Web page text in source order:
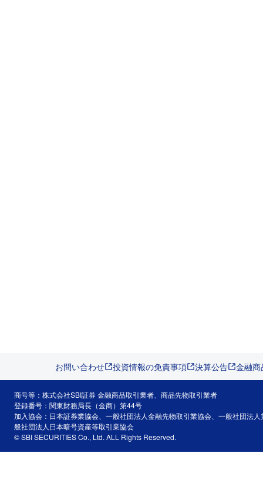
お問い合わせ 投資情報の免責事項 決算公告 金融
商号等：株式会社SBI証券 金融商品取引業者、商品先物取引業者
登録番号：関東財務局長（金商）第44号
加入協会：日本証券業協会、一般社団法人金融先物取引業協会、一般社団法
般社団法人日本暗号資産等取引業協会
© SBI SECURITIES Co., Ltd. ALL Rights Reserved.